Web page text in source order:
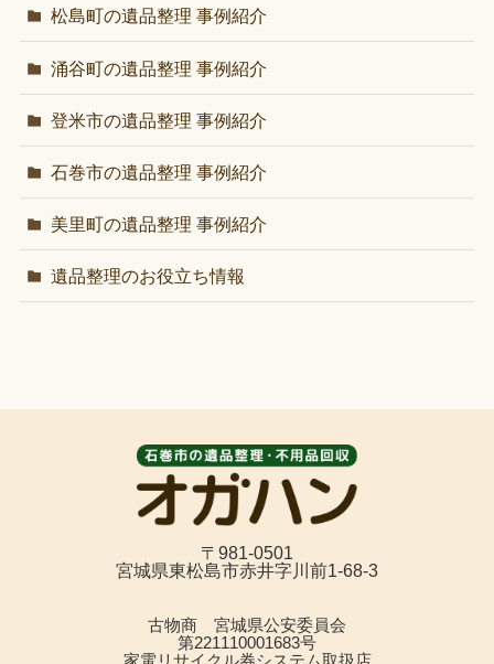
松島町の遺品整理 事例紹介
涌谷町の遺品整理 事例紹介
登米市の遺品整理 事例紹介
石巻市の遺品整理 事例紹介
美里町の遺品整理 事例紹介
遺品整理のお役立ち情報
〒981-0501
宮城県東松島市赤井字川前1-68-3
古物商 宮城県公安委員会
第221110001683号
家電リサイクル券システム取扱店